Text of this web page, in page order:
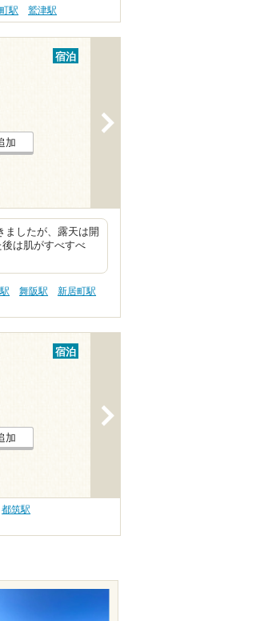
駅 鷲津駅
宿泊
加
ましたが、露天は開
は肌がすべすべ
舞阪駅
新居町駅
宿泊
加
都筑駅